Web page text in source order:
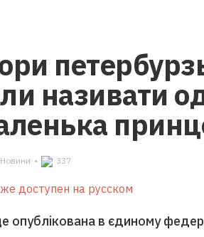
називати
Новини • 337
доступен на русском
опублікована в єдиному